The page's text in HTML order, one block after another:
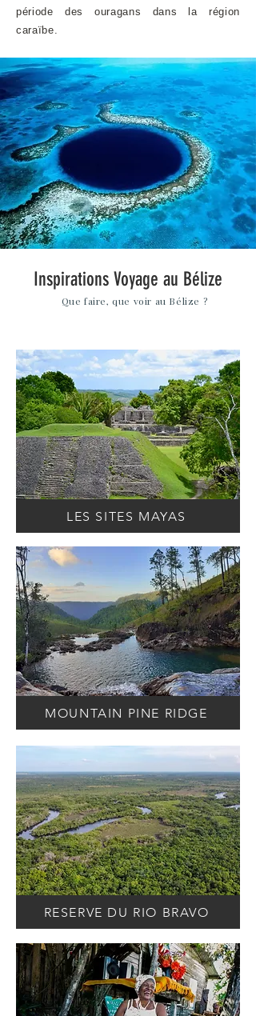
période des ouragans dans la région
caraïbe.
Inspirations Voyage au Bélize
Que faire, que voir au Bélize ?
LES SITES MAYAS
MOUNTAIN PINE RIDGE
RESERVE DU RIO BRAVO